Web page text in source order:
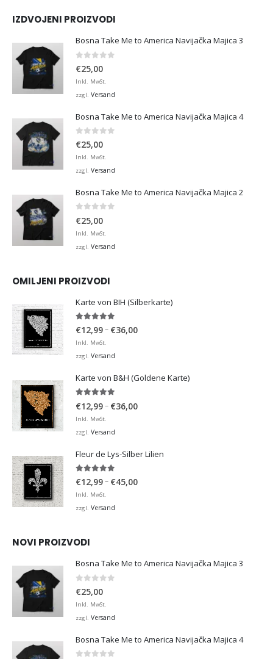
IZDVOJENI PROIZVODI
Bosna Take Me to America Navijačka Majica 3
€25,00
Inkl. MwSt.
zzgl. Versand
Bosna Take Me to America Navijačka Majica 4
0 von 5
€25,00
Inkl. MwSt.
zzgl. Versand
Bosna Take Me to America Navijačka Majica 2
€25,00
Inkl. MwSt.
zzgl. Versand
OMILJENI PROIZVODI
Karte von BIH (Silberkarte)
4.92 von 5
€12,99– €36,00Preisspanne:
Inkl. MwSt.
zzgl. Versand
Karte von B&H (Goldene Karte)
€12,99– €36,00Preisspanne:
Inkl. MwSt.
zzgl. Versand
Fleur de Lys-Silber Lilien
4.95von 5
€12,99– €45,00Preisspanne:
Inkl. MwSt.
zzgl. Versand
NOVI PROIZVODI
Bosna Take Me to America Navijačka Majica 3
€25,00
Inkl. MwSt.
zzgl. Versand
Bosna Take Me to America Navijačka Majica 4